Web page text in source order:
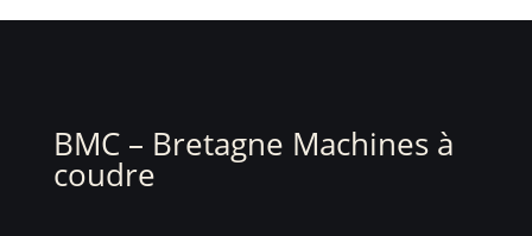
BMC – Bretagne Machines à
coudre